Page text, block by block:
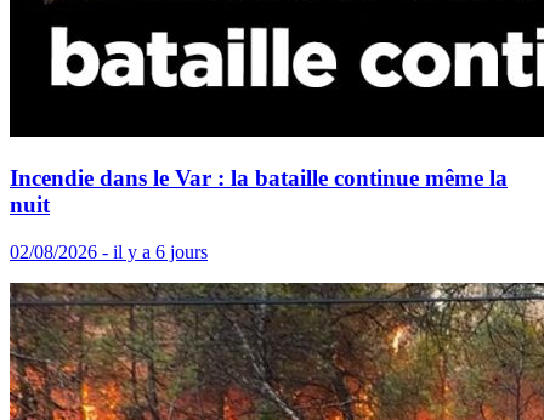
Incendie dans le Var : la bataille continue même la
nuit
02/08/2026 - il y a 6 jours